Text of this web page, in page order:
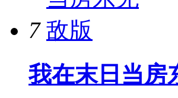
7
我在末日当房